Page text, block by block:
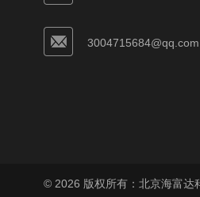
3004715684@qq.com
© 2026 版权所有：北京海富达